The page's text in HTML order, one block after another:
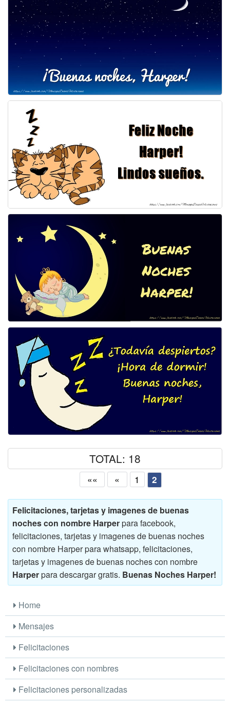
TOTAL: 18
«« « 1 2
Felicitaciones, tarjetas y imagenes de buenas
noches con nombre Harperpara facebook,
felicitaciones, tarjetas y imagenes de buenas noches
con nombre Harper para whatsapp, felicitaciones,
tarjetas y imagenes de buenas noches con nombre
Harperpara descargar gratis. Buenas Noches Harper!
Home
Mensajes
Felicitaciones
Felicitaciones con nombres
Felicitaciones personalizadas